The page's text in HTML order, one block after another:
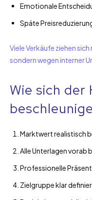
Emotionale
Späte
Viele Verkäufe ziehen
sondern wegen interner
Wie sich der
Marktwert realistisch
Alle Unterlagen vorab
Professionelle
Zielgruppe klar